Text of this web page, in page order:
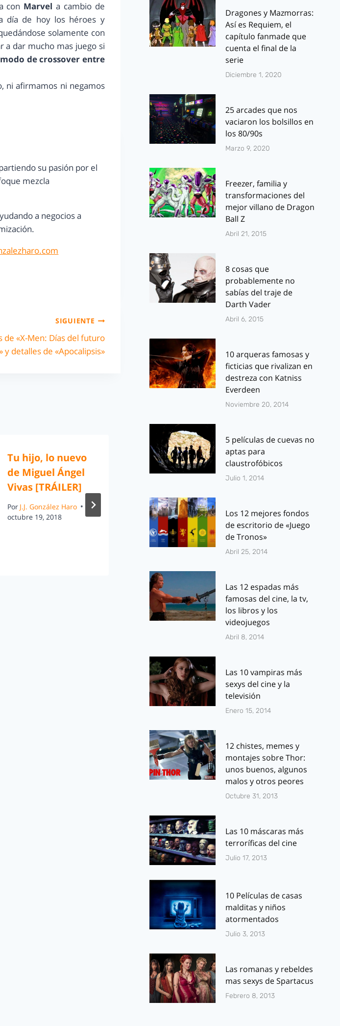
con Marvel a cambio de
día de hoy los héroes y
solamente con
a dar mucho mas juego si
de crossover entre
ni afirmamos ni negamos
su pasión por el
mezcla
a negocios a
SIGUIENTE
de «X-Men: Días del futuro
y detalles de «Apocalipsis»
Tu hijo, lo nuevo
de Miguel Ángel
Vivas [TRÁILER]
Por J.J. González Haro
octubre 19, 2018
Black Mirror
Temporada 5: La
PorJ.J. González Haro
julio 4, 2019
Por
julio 25, 2012
Dragones y Mazmorras:
Así es Requiem, el
capítulo fanmade que
cuenta el final de la
serie
Diciembre 1, 2020
25 arcades que nos
vaciaron los bolsillos en
los 80/90s
Marzo 9, 2020
Freezer, familia y
transformaciones del
mejor villano de Dragon
Ball Z
Abril 21, 2015
8 cosas que
probablemente no
sabías del traje de
Darth Vader
Abril 6, 2015
10 arqueras famosas y
ficticias que rivalizan en
destreza con Katniss
Everdeen
Noviembre 20, 2014
5 películas de cuevas no
aptas para
claustrofóbicos
Julio 1, 2014
Los 12 mejores fondos
de escritorio de «Juego
de Tronos»
Abril 25, 2014
Las 12 espadas más
famosas del cine, la tv,
los libros y los
videojuegos
Abril 8, 2014
Las 10 vampiras más
sexys del cine y la
televisión
Enero 15, 2014
12 chistes, memes y
montajes sobre Thor:
unos buenos, algunos
malos y otros peores
Octubre 31, 2013
Las 10 máscaras más
terroríficas del cine
Julio 17, 2013
10 Películas de casas
malditas y niños
atormentados
Julio 3, 2013
Las romanas y rebeldes
mas sexys de Spartacus
Febrero 8, 2013